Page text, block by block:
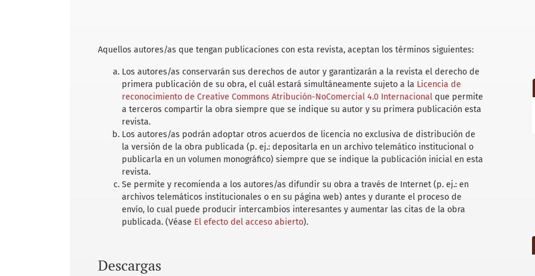
Aquellos autores/as que tengan publicaciones con esta revista, aceptan los términos siguientes:
Los autores/as conservarán sus derechos de autor y garantizarán a la revista el derecho de
primera publicación de su obra, el cuál estará simultáneamente sujeto a la Licencia de
reconocimiento de Creative Commons Atribución-NoComercial 4.0 Internacional que permite
a terceros compartir la obra siempre que se indique su autor y su primera publicación esta
revista.
Los autores/as podrán adoptar otros acuerdos de licencia no exclusiva de distribución de
la versión de la obra publicada (p. ej.: depositarla en un archivo telemático institucional o
publicarla en un volumen monográfico) siempre que se indique la publicación inicial en esta
revista.
Se permite y recomienda a los autores/as difundir su obra a través de Internet (p. ej.: en
archivos telemáticos institucionales o en su página web) antes y durante el proceso de
envío, lo cual puede producir intercambios interesantes y aumentar las citas de la obra
publicada. (Véase El efecto del acceso abierto).
Descargas